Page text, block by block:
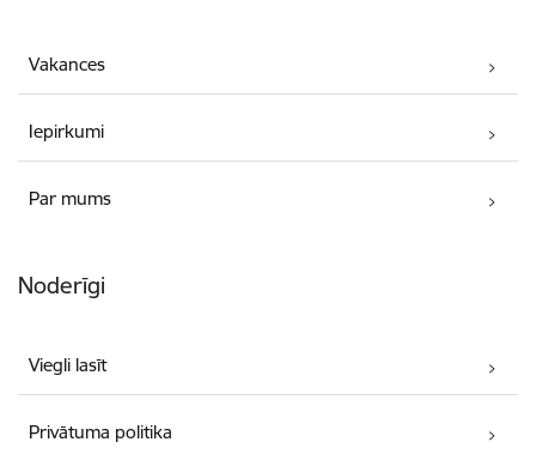
Vakances
Iepirkumi
Par mums
Noderīgi
Viegli lasīt
Privātuma politika